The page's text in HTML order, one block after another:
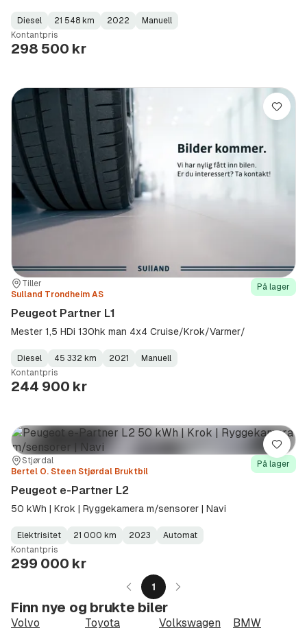
Fuel
Type:
Diesel
Kilometerstand:
21 548 km
Model
Year:
2022
Gearbox
Type:
Manuell
Kontantpris
298 500 kr
Sted:
Tiller
Forhandler:
Sulland Trondheim AS
På lager
Peugeot Partner L1
Mester 1,5 HDi 130hk man 4x4 Cruise/Krok/Varmer/
Fuel
Type:
Diesel
Kilometerstand:
45 332 km
Model
Year:
2021
Gearbox
Type:
Manuell
Kontantpris
244 900 kr
Lagre
Sted:
Stjørdal
Forhandler:
Bertel O. Steen Stjørdal Bruktbil
På lager
Peugeot e-Partner L2
50 kWh | Krok | Ryggekamera m/sensorer | Navi
Fuel
Type:
Elektrisitet
Kilometerstand:
21 000 km
Model
Year:
2023
Gearbox
Type:
Automat
Kontantpris
299 000 kr
Lagre
1
Finn nye og brukte biler
Volvo Toyota Volkswagen BMW